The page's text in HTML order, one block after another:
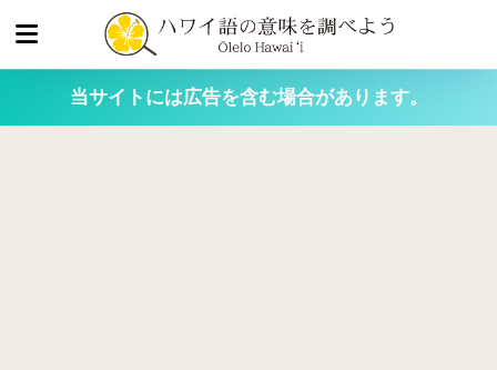
当サイトには広告を含む場合があります。